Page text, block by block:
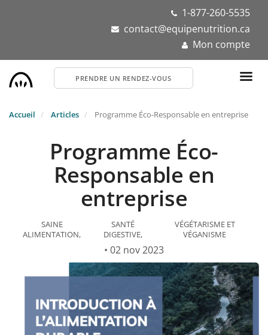
1-877-260-5535
contact@equipenutrition.ca
Mon compte
PRENDRE UN RENDEZ-VOUS
Accueil Articles Programme Éco-Responsable en entreprise
Programme Éco-
Responsable en
entreprise
SAINE
ALIMENTATION
SANTÉ
DIGESTIVE
VÉGÉTARISME ET
VÉGANISME
• 02 nov 2023